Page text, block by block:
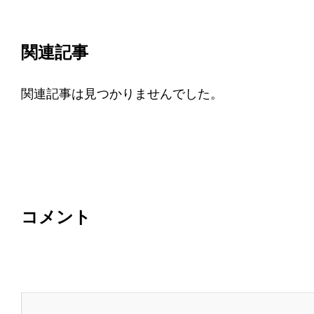
関連記事
関連記事は見つかりませんでした。
コメント